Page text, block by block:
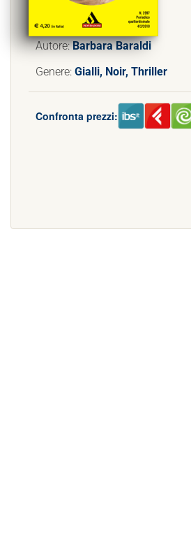
Autore:Barbara Baraldi
Genere: Gialli, Noir, Thriller
Confronta prezzi: